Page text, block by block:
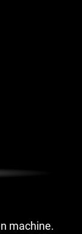
machine.